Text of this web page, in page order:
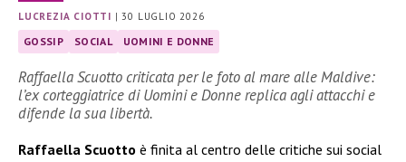
LUCREZIA CIOTTI |30 LUGLIO 2026
GOSSIP SOCIAL UOMINI E DONNE
Raffaella Scuotto criticata per le foto al mare alle Maldive:
l’ex corteggiatrice di Uomini e Donne replica agli attacchi e
difende la sua libertà.
Raffaella Scuotto è finita al centro delle critiche sui social